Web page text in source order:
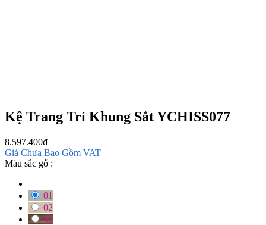
Kệ Trang Trí Khung Sắt YCHISS077
8.597.400₫
Giá Chưa Bao Gồm VAT
Màu sắc gỗ :
01
02
03